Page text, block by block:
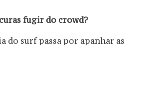
fugir do crowd?
do surf passa por apanhar as